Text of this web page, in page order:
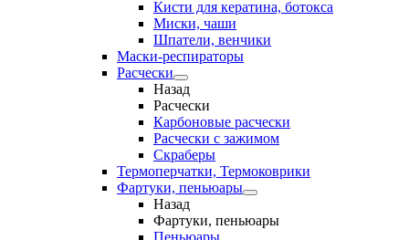
Кисти для кератина, ботокса
Миски, чаши
Шпатели, венчики
Маски-респираторы
Расчески
Назад
Расчески
Карбоновые расчески
Расчески с зажимом
Скраберы
Термоперчатки, Термоковрики
Фартуки, пеньюары
Назад
Фартуки, пеньюары
Пеньюары